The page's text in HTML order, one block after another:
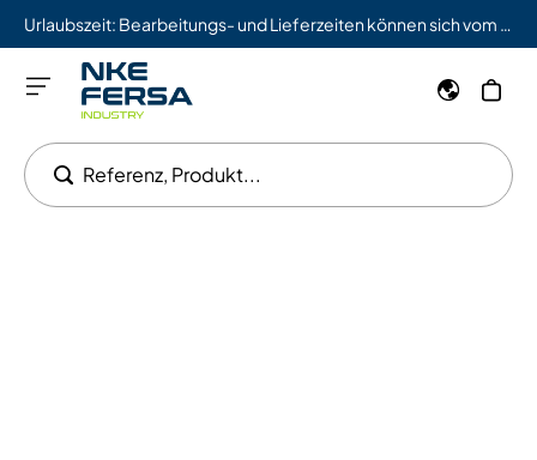
Referenz, Produkt...